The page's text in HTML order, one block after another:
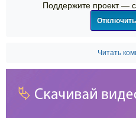
Поддержите проект —
Читать